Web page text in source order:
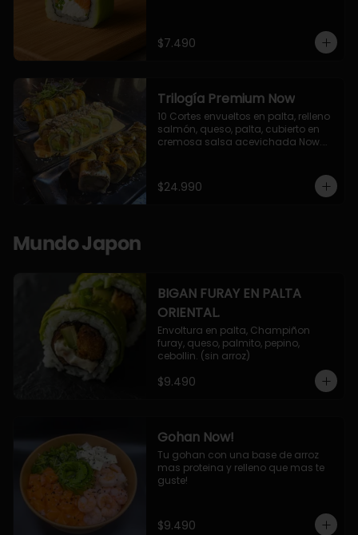
$7.490
Trilogía Premium Now
10 Cortes envueltos en palta, relleno
salmón, queso, palta, cubierto en
cremosa salsa acevichada Now.
palta, cubierto con topping de
chimichurri de la casa flambeado.
$24.990
Mundo Japon
BIGAN FURAY EN PALTA
ORIENTAL.
Envoltura en palta, Champiñon
furay, queso, palmito, pepino,
cebollin. (sin arroz)
$9.490
Gohan Now!
Tu gohan con una base de arroz
mas proteina y relleno que mas te
guste!
$9.490